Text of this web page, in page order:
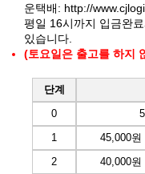
운택배: http://
평일 16시까지 입금완
있습니다.
(토요일은 출고를 하지
단계
0
1
45,000
2
40,000